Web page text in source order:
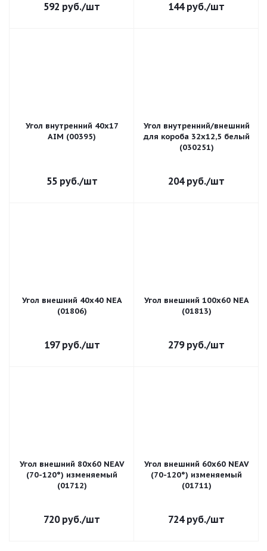
592 руб./шт 144руб./шт
Угол внутренний 40х17
AIM (00395)
55руб./шт
Угол внутренний/внешний
для короба 32х12,5 белый
(030251)
204руб./шт
Угол внешний 40х40 NEA
(01806)
197руб./шт
Угол внешний 100х60 NEA
(01813)
279руб./шт
Угол внешний 80х60 NEAV
(70-120°) изменяемый
(01712)
720руб./шт
Угол внешний 60х60 NEAV
(70-120°) изменяемый
(01711)
724руб./шт